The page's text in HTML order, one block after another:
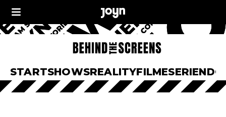
STARTSHOWSREALITYFILMESERIEN